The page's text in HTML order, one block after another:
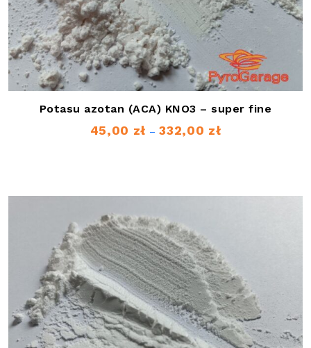
Potasu azotan (ACA) KNO3 – super fine
45,00 zł – 332,00 złZakres